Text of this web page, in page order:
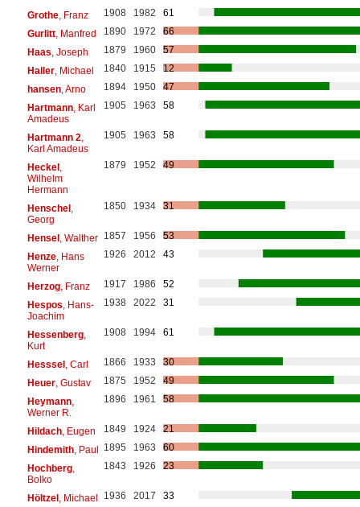
Grothe, Franz 1908 1982
61
Gurlitt, Manfred 1890 1972
66
Haas , Joseph 1879 1960
57
Haller, Michael 1840 1915
12
hansen, Arno 1894 1950
47
Hartmann, Karl
Amadeus
1905 1963 58
Hartmann 2
Karl Amadeus
1905 1963 58
Heckel,
Wilhelm
Hermann
1879 1952 49
Henschel,
Georg
1850 1934 31
Hensel, Walther 1857 1956
53
Henze, Hans
Werner
1926 2012 43
Herzog, Franz 1917 1986
52
Hespos , Hans-
Joachim
1938 2022 31
Hessenberg,
Kurt
1908 1994 61
Hesssel, Carl 1866 1933
30
Heuer, Gustav 1875 1952
49
Heymann,
Werner R.
1896 1961 58
Hildach, Eugen 1849 1924
21
Hindemith, Paul 1895 1963
60
Hochberg,
Bolko
1843 1926 23
Höltzel, Michael 1936 2017
33